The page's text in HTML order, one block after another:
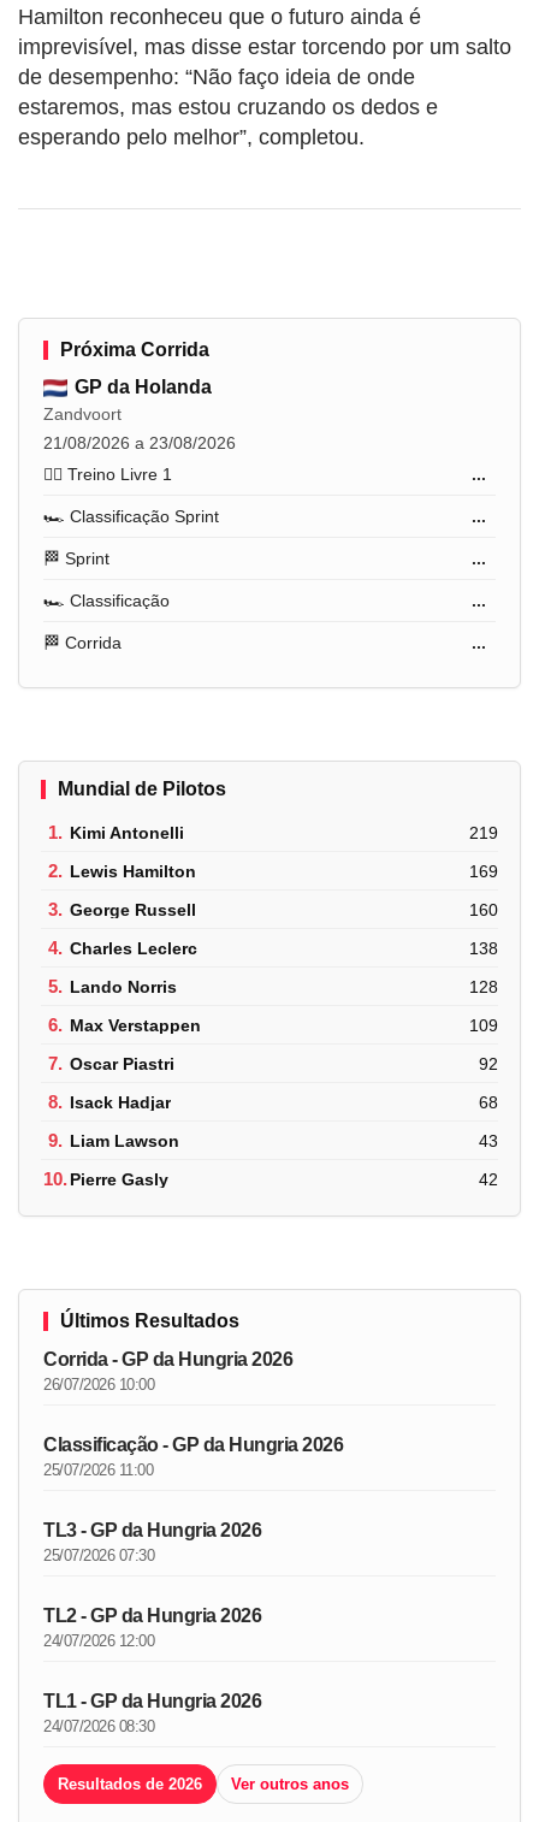
Hamilton reconheceu que o futuro ainda é
imprevisível, mas disse estar torcendo por um salto
de desempenho: “Não faço ideia de onde
estaremos, mas estou cruzando os dedos e
esperando pelo melhor”, completou.
Próxima Corrida
GP da Holanda
Zandvoort
21/08/2026 a 23/08/2026
🏋️‍♂️ Treino Livre 1
...
🏎️ Classificação Sprint ...
🏁 Sprint ...
🏎️ Classificação ...
🏁 Corrida ...
Mundial de Pilotos
1. Kimi Antonelli 219
2. Lewis Hamilton 169
3. George Russell 160
4. Charles Leclerc 138
5. Lando Norris 128
6. Max Verstappen 109
7. Oscar Piastri 92
8. Isack Hadjar 68
9. Liam Lawson 43
10.Pierre Gasly 42
Últimos Resultados
Corrida - GP da Hungria 2026
26/07/2026 10:00
Classificação - GP da Hungria 2026
25/07/2026 11:00
TL3 - GP da Hungria 2026
25/07/2026 07:30
TL2 - GP da Hungria 2026
24/07/2026 12:00
TL1 - GP da Hungria 2026
24/07/2026 08:30
Resultados de 2026 Ver outros anos